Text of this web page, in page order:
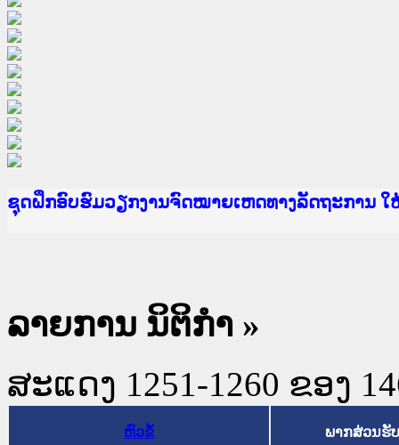
Ministry of Justice Lao PDR
ເຜີຍແຜ່ວັບໄຊຈົດໝາຍເຫດທາງລັດຖະການ ແລະ ແອັ
ກະຊວງຍຸຕິທຳ
ຊຸດຝຶກອົບຮົມວຽກງານຈົດໝາຍເຫດທາງລັດຖະການ
ກອງປະຊຸມທົບທວນຄືນການຈັດຕັ້ງປະຕິບັດວຽກງານຈົ
ຝຶກອົບຮົມ ຜູ່ປະສານງານວຽກງານຈົດໝາຍເຫດທາງລັ
ຝຶກອົບຮົມ ຜູ່ປະສານງານວຽກງານຈົດໝາຍເຫດທາງລັ
ເຜີຍແຜ່ແອັບກົດໝາຍລາວ ແລະ ເວັບໄຊຈົດໝາຍເຫດ
ເຜີຍແຜ່ແອັບກົດໝາຍລາວ ແລະ ເວັບໄຊຈົດໝາຍເຫດ
ຍົກລະດັບວຽກງານຈົດໝາຍເຫດທາງລັດຖະການໃຫ້ຜູ້
ຊຸດຝຶກອົບຮົມວຽກງານຈົດໝາຍເຫດທາງລັດຖະການ ໃ
ລາຍການ ນິຕິກໍາ »
ສະແດງ 1251-1260 ຂອງ
ຫົວຂໍ້ ພາກສ່ວນຮັ